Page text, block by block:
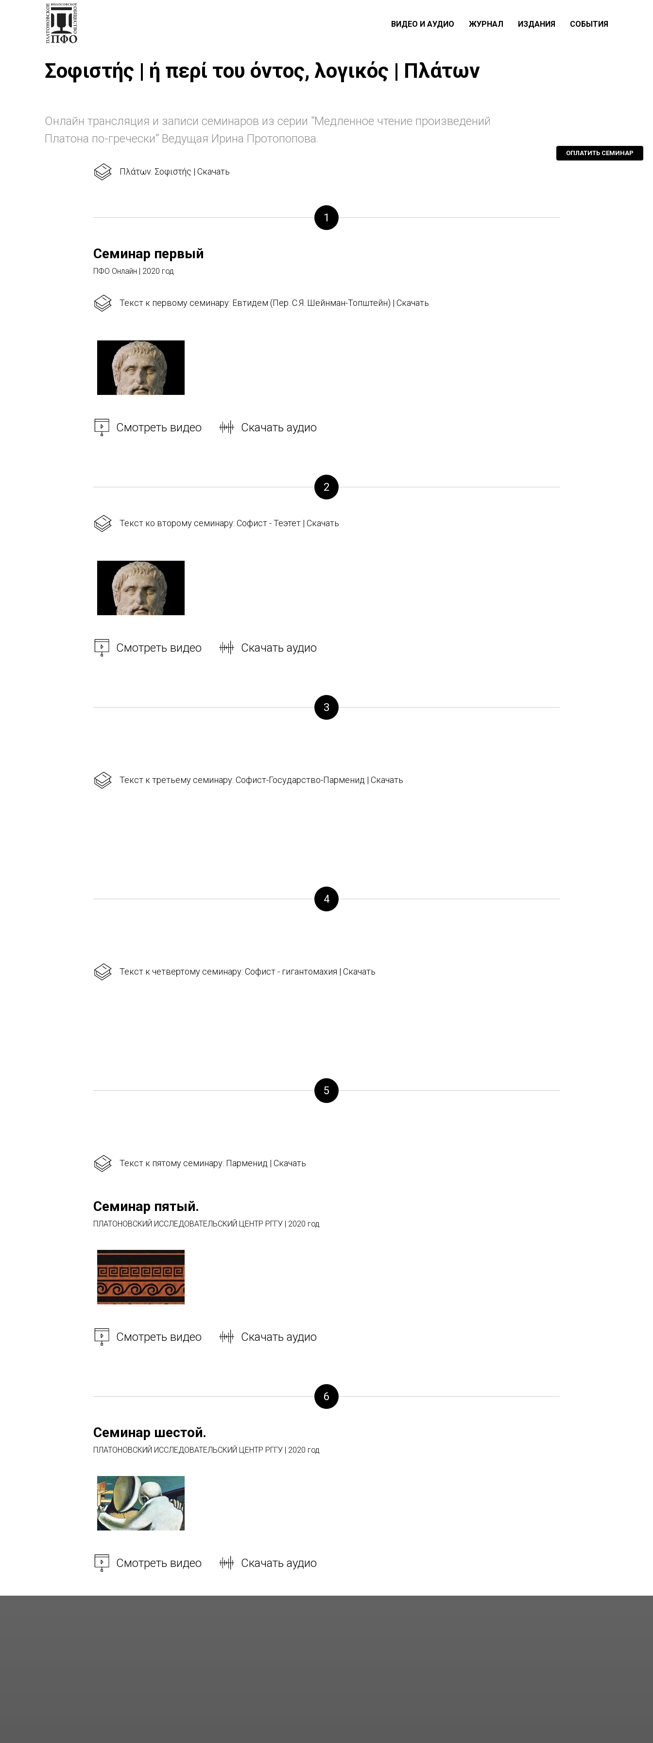
ВИДЕО И АУДИО ЖУРНАЛ ИЗДАНИЯ СОБЫТИЯ
Σοφιστής | ή περί του όντος, λογικός | Πλάτων
Онлайн трансляция и записи семинаров из серии "Медленное чтение произведений
Платона по-гречески" Ведущая Ирина Протопопова.
ОПЛАТИТЬ СЕМИНАР
Πλάτων. Σοφιστής | Скачать
1
Семинар первый
ПФО Онлайн | 2020 год
Текст к первому семинару: Евтидем (Пер. С.Я. Шейнман-Топштейн) | Скачать
Смотреть видео Скачать аудио
2
Текст ко второму семинару: Софист - Теэтет | Скачать
Смотреть видео Скачать аудио
3
Текст к третьему семинару: Софист-Государство-Парменид | Скачать
4
Текст к четвертому семинару: Софист - гигантомахия | Скачать
5
Текст к пятому семинару: Парменид | Скачать
Семинар пятый.
ПЛАТОНОВСКИЙ ИССЛЕДОВАТЕЛЬСКИЙ ЦЕНТР РГГУ | 2020 год
Смотреть видео Скачать аудио
6
Семинар шестой.
ПЛАТОНОВСКИЙ ИССЛЕДОВАТЕЛЬСКИЙ ЦЕНТР РГГУ | 2020 год
Смотреть видео Скачать аудио